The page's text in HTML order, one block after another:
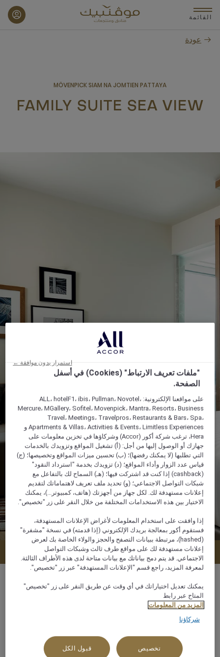
القائمة
عودة
MÖVENPICK SIAM NA JOMTIEN PATTAYA
FAMILY SUITE SEA VIEW
عرض التوافر
إطلالة على المحيط أو البحر
"ملفات تعريف الارتباط" (Cookies) في أسفل
الصفحة.
على مواقعنا الإلكترونية: ALL، hotelF1، ibis، Pullman، Novotel،
Mercure، MGallery، Sofitel، Movenpick، Mantra، Resorts، Business
Travel، Meetings، Travelpros، Restaurants & Bars، Spa،
Apartments & Villas، Activities & Events، Limitless Experiences و
Hera، ترغب شركة أكور (Accor) وشركاؤها في تخزين معلومات على
جهازك أو الوصول إليها من أجل: (أ) تشغيل المواقع وتزويدك بالخدمات
التي تطلبها (لا يمكنك رفضها)؛ (ب) تحسين ميزات المواقع وتخصيصها؛ (ج)
قياس عدد الزوار وأداء المواقع؛ (د) تزويدك بخدمة "استرداد النقود"
(cashback) إذا كنت قد اشتركت فيها؛ (هـ) السماح لك بالتفاعل مع
شبكات التواصل الاجتماعي؛ (و) تحديد ملف تعريف لاهتماماتك لتقديم
إعلانات مستهدفة لك. لكل جهاز من أجهزتك (هاتف، كمبيوتر...)، يمكنك
الاختيار بين هذه الاستخدامات المختلفة من خلال النقر على زر "تخصيص".
إذا وافقت على استخدام المعلومات لأغراض الإعلانات المستهدفة،
فستقوم أكور بمعالجة بريدك الإلكتروني (إذا قدمته) في نسخة "مشفرة"
(hashed)، مرتبطة ببيانات التصفح والحجز والولاء الخاصة بك لعرض
إعلانات مستهدفة لك على مواقع طرف ثالث وشبكات التواصل
الاجتماعي. قد يتم دمج بياناتك مع بيانات متاحة لدى هذه الأطراف الثالثة.
لمعرفة المزيد، راجع قسم "الإعلانات المستهدفة" عبر زر "تخصيص".
يمكنك تعديل اختياراتك في أي وقت عن طريق النقر على زر "تخصيص"
المتاح عبر رابط
المزيد من المعلومات
شركاؤنا
تخصيص قبول الكل
استمرار بدون موافقة ←